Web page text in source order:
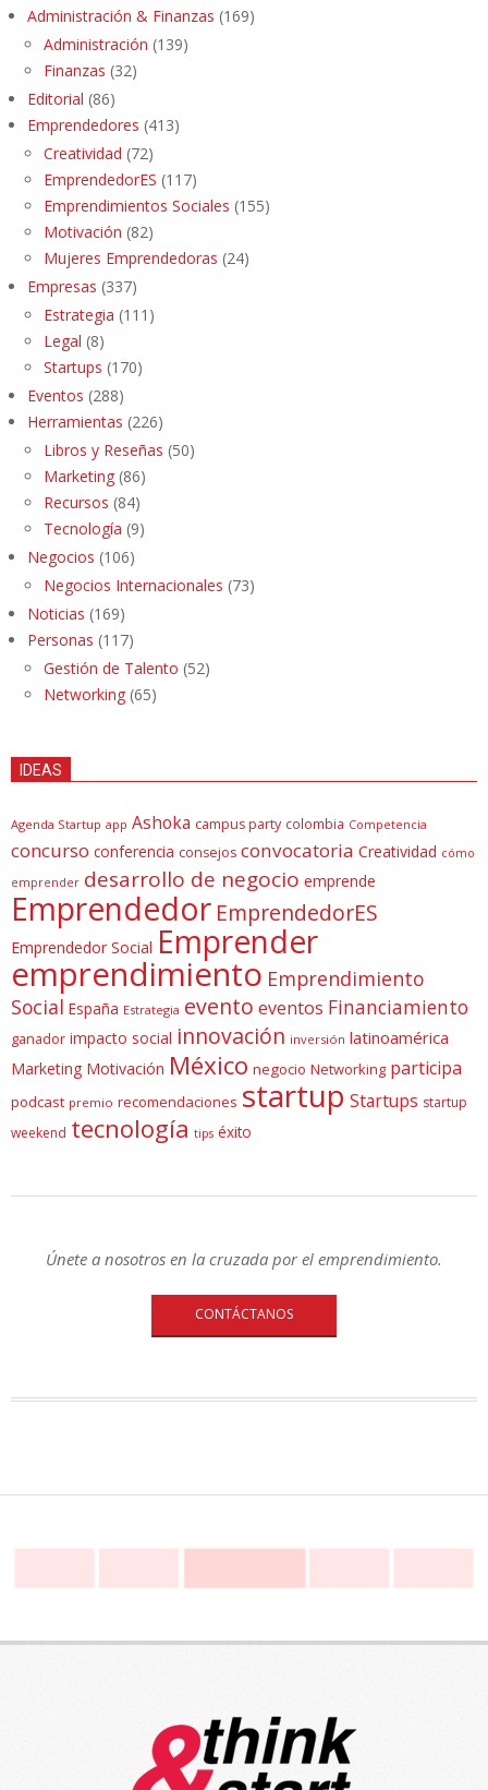
Administración & Finanzas (169)
Administración (139)
Finanzas (32)
Editorial (86)
Emprendedores (413)
Creatividad (72)
EmprendedorES (117)
Emprendimientos Sociales (155)
Motivación (82)
Mujeres Emprendedoras (24)
Empresas (337)
Estrategia (111)
Legal (8)
Startups (170)
Eventos (288)
Herramientas (226)
Libros y Reseñas (50)
Marketing (86)
Recursos (84)
Tecnología (9)
Negocios (106)
Negocios Internacionales (73)
Noticias (169)
Personas (117)
Gestión de Talento (52)
Networking (65)
IDEAS
Agenda Startup app Ashoka campus party colombia Competencia
concurso conferencia consejos convocatoria Creatividad cómo
emprender desarrollo de negocio emprende
Emprendedor EmprendedorES
Emprendedor Social Emprender
emprendimiento Emprendimiento
Social España Estrategia evento eventos Financiamiento
ganador impacto social innovación inversión latinoamérica
Marketing Motivación México negocio Networking participa
podcast premio recomendaciones startup Startups startup
weekend tecnología tips éxito
Únete a nosotros en la cruzada por el emprendimiento.
CONTÁCTANOS